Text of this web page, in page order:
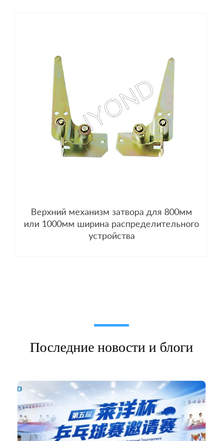
Верхний механизм затвора для 800мм
или 1000мм ширина распределительного
устройства
Последние новости и блоги